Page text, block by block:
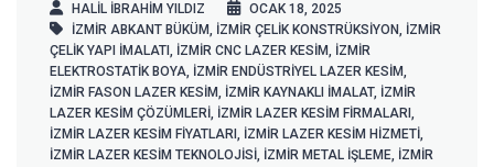
HALIL IBRAHIM YILDIZ
OCAK 18, 2025
İZMİR ABKANT BÜKÜM, İZMİR ÇELIK KONSTRÜKSIYON, İZMİR
ÇELIK YAPI IMALATI , İZMİR CNC LAZER KESIM, İZMİR
ELEKTROSTATIK BOYA, İZMİR ENDÜSTRIYEL LAZER KESIM,
İZMİR FASON LAZER KESIM, İZMİR KAYNAKLI IMALAT, İZMİR
LAZER KESIM ÇÖZÜMLERI, İZMİR LAZER KESIM FIRMALARI ,
İZMİR LAZER KESIM FIYATLARI , İZMİR LAZER KESIM HIZMETI,
İZMİR LAZER KESIM TEKNOLOJISI, İZMİR METAL IŞLEME, İZMİR